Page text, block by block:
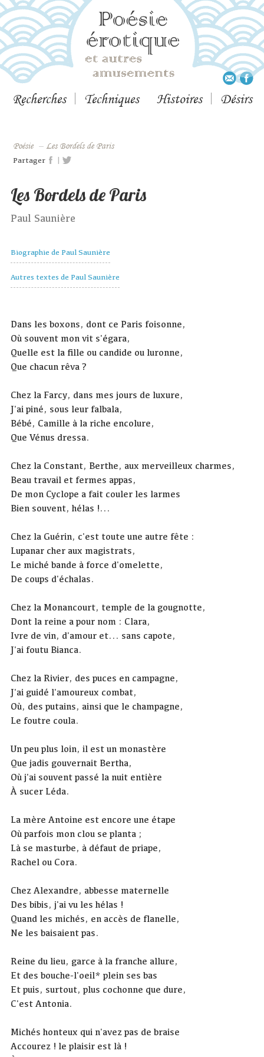
Recherches Techniques Histoires Désirs
Poésie – Les Bordels de Paris
Partager |
Les Bordels de Paris
Paul Saunière
Biographie de Paul Saunière
Autres textes de Paul Saunière
Dans les boxons, dont ce Paris foisonne,
Où souvent mon vit s'égara,
Quelle est la fille ou candide ou luronne,
Que chacun rêva ?
Chez la Farcy, dans mes jours de luxure,
J'ai piné, sous leur falbala,
Bébé, Camille à la riche encolure,
Que Vénus dressa.
Chez la Constant, Berthe, aux merveilleux charmes,
Beau travail et fermes appas,
De mon Cyclope a fait couler les larmes
Bien souvent, hélas !...
Chez la Guérin, c'est toute une autre fête :
Lupanar cher aux magistrats,
Le miché bande à force d'omelette,
De coups d'échalas.
Chez la Monancourt, temple de la gougnotte,
Dont la reine a pour nom : Clara,
Ivre de vin, d'amour et... sans capote,
J'ai foutu Bianca.
Chez la Rivier, des puces en campagne,
J'ai guidé l'amoureux combat,
Où, des putains, ainsi que le champagne,
Le foutre coula.
Un peu plus loin, il est un monastère
Que jadis gouvernait Bertha,
Où j'ai souvent passé la nuit entière
À sucer Léda.
La mère Antoine est encore une étape
Où parfois mon clou se planta ;
Là se masturbe, à défaut de priape,
Rachel ou Cora.
Chez Alexandre, abbesse maternelle
Des bibis, j'ai vu les hélas !
Quand les michés, en accès de flanelle,
Ne les baisaient pas.
Reine du lieu, garce à la franche allure,
Et des bouche-l'oeil* plein ses bas
Et puis, surtout, plus cochonne que dure,
C'est Antonia.
Michés honteux qui n'avez pas de braise
Accourez ! le plaisir est là !